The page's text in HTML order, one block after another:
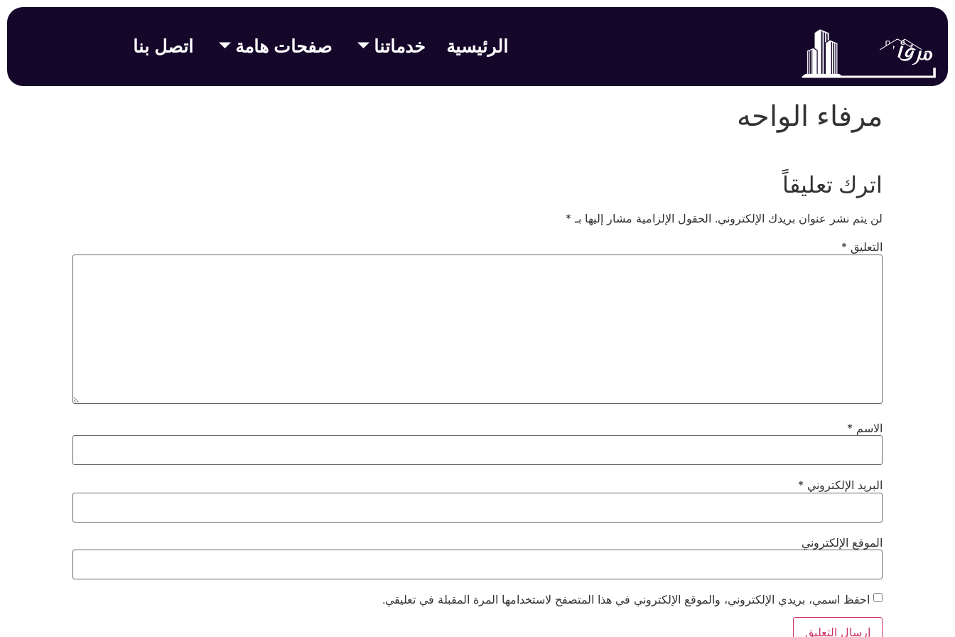
الرئيسية خدماتنا صفحات هامة اتصل بنا
مرفاء الواحه
اترك تعليقاً
لن يتم نشر عنوان بريدك الإلكتروني. الحقول الإلزامية مشار إليها بـ *
التعليق *
الاسم *
البريد الإلكتروني *
الموقع الإلكتروني
احفظ اسمي، بريدي الإلكتروني، والموقع الإلكتروني في هذا المتصفح لاستخدامها المرة المقبلة في تعليقي.